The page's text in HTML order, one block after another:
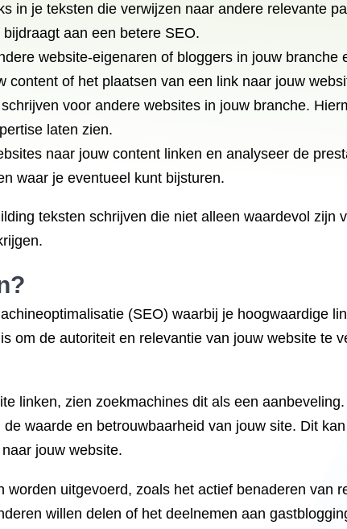
in je teksten die verwijzen naar andere relevante
aan een betere SEO.
website-eigenaren of bloggers in jouw branche
content of het plaatsen van een link naar jouw
voor andere websites in jouw branche.
laten zien.
naar jouw content linken en analyseer de
waar je eventueel kunt bijsturen.
teksten schrijven die niet alleen waardevol zijn
(SEO) waarbij je hoogwaardige
om de autoriteit en relevantie van jouw website te
linken, zien zoekmachines dit als een
waarde en betrouwbaarheid van jouw site. Dit
jouw website.
uitgevoerd, zoals het actief benaderen van
willen delen of het deelnemen aan